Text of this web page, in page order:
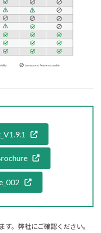
。弊社にご確認ください。